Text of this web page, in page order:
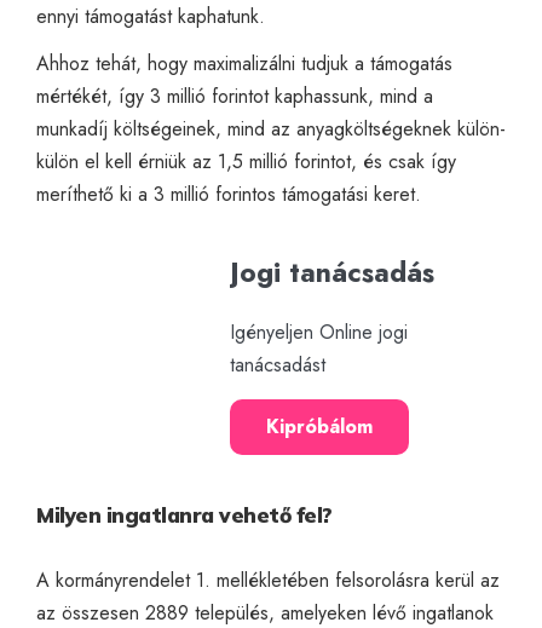
ennyi támogatást kaphatunk.
Ahhoz tehát, hogy maximalizálni tudjuk a támogatás
mértékét, így 3 millió forintot kaphassunk, mind a
munkadíj költségeinek, mind az anyagköltségeknek külön-
külön el kell érniük az 1,5 millió forintot, és csak így
meríthető ki a 3 millió forintos támogatási keret.
Jogi tanácsadás
Igényeljen Online jogi
tanácsadást
Kipróbálom
Milyen ingatlanra vehető fel?
A kormányrendelet 1. mellékletében felsorolásra kerül az
az összesen 2889 település, amelyeken lévő ingatlanok